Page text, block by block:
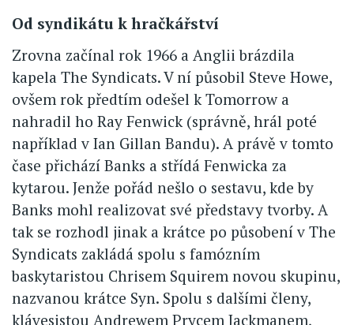
Od syndikátu k hračkářství
Zrovna začínal rok 1966 a Anglii brázdila
kapela The Syndicats. V ní působil Steve Howe,
ovšem rok předtím odešel k Tomorrow a
nahradil ho Ray Fenwick (správně, hrál poté
například v Ian Gillan Bandu). A právě v tomto
čase přichází Banks a střídá Fenwicka za
kytarou. Jenže pořád nešlo o sestavu, kde by
Banks mohl realizovat své představy tvorby. A
tak se rozhodl jinak a krátce po působení v The
Syndicats zakládá spolu s famózním
baskytaristou Chrisem Squirem novou skupinu,
nazvanou krátce Syn. Spolu s dalšími členy,
klávesistou Andrewem Prycem Jackmanem,